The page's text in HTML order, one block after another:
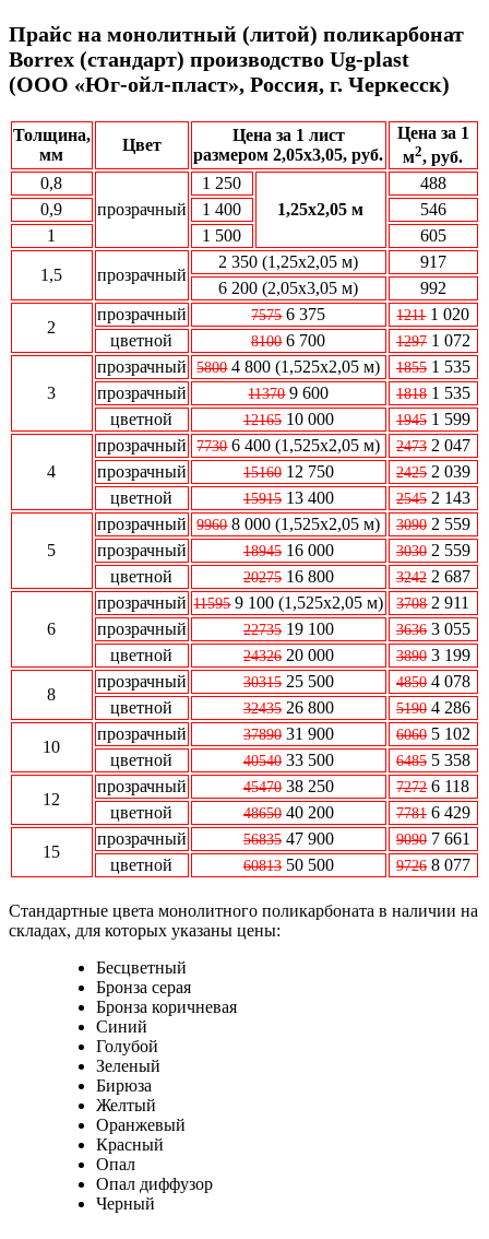
Прайс на монолитный (литой) поликарбонат
Borrex (стандарт) производство Ug-plast
(ООО «Юг-ойл-пласт», Россия, г. Черкесск)
Толщина,
мм
Цвет
Цена за 1 лист
размером 2,05x3,05, руб.
Цена за 1
м2, руб.
0,8
прозрачный
1 250
1,25х2,05 м
488
0,9
1 400
546
1
1 500 605
1,5 прозрачный
2 350 (1,25х2,05 м)
917
6 200 (2,05х3,05 м)
992
2
прозрачный 7575 6 375 1211 1 020
цветной
8100 6 700 1297 1 072
3
прозрачный 5800 4 800 (1,525х2,05 м) 1855 1 535
прозрачный
11370 9 600 1818 1 535
цветной
12165 10 000 1945 1 599
4
прозрачный 7730 6 400 (1,525х2,05 м) 2473 2 047
прозрачный
15160 12 750 2425 2 039
цветной
15915 13 400 2545 2 143
5
прозрачный 9960 8 000 (1,525х2,05 м) 3090 2 559
прозрачный
18945 16 000 3030 2 559
цветной
20275 16 800 3242 2 687
6
прозрачный 11595 9 100 (1,525х2,05 м) 3708 2 911
прозрачный
22735 19 100 3636 3 055
цветной
24326 20 000 3890 3 199
8
прозрачный 30315 25 500 4850 4 078
цветной
32435 26 800 5190 4 286
10
прозрачный 37890 31 900 6060 5 102
цветной
40540 33 500 6485 5 358
12
прозрачный 45470 38 250 7272 6 118
цветной
48650 40 200 7781 6 429
15
прозрачный 56835 47 900 9090 7 661
цветной
60813 50 500 9726 8 077
Стандартные цвета монолитного поликарбоната в наличии на
складах, для которых указаны цены:
Бесцветный
Бронза серая
Бронза коричневая
Синий
Голубой
Зеленый
Бирюза
Желтый
Оранжевый
Красный
Опал
Опал диффузор
Черный